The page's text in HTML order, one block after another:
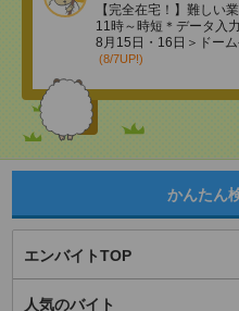
【完全在宅！】難しい
11時～時短＊データ入
8月15日・16日＞ドー
(8/7UP!)
かんたん
エンバイトTOP
人気のバイト